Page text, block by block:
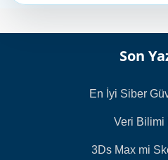
Son
En İyi Siber
Veri Bilimi
3Ds Max mi